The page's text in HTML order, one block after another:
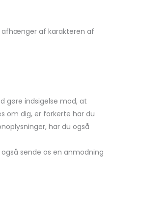
afhænger af karakteren af
gøre indsigelse mod, at
om dig, er forkerte har du
har du også
sende os en anmodning